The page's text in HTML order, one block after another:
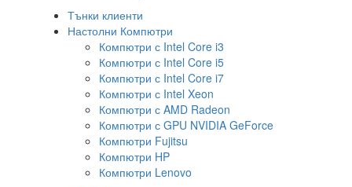
Тънки клиенти
Настолни Компютри
Компютри с Intel Core i3
Компютри с Intel Core i5
Компютри с Intel Core i7
Компютри с Intel Xeon
Компютри с AMD Radeon
Компютри с GPU NVIDIA GeForce
Компютри Fujitsu
Компютри HP
Компютри Lenovo